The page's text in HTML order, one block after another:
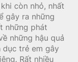
còn nhỏ, nhất
gây ra những
những phát
những hậu quả
trẻ em gây
Rất nhiều